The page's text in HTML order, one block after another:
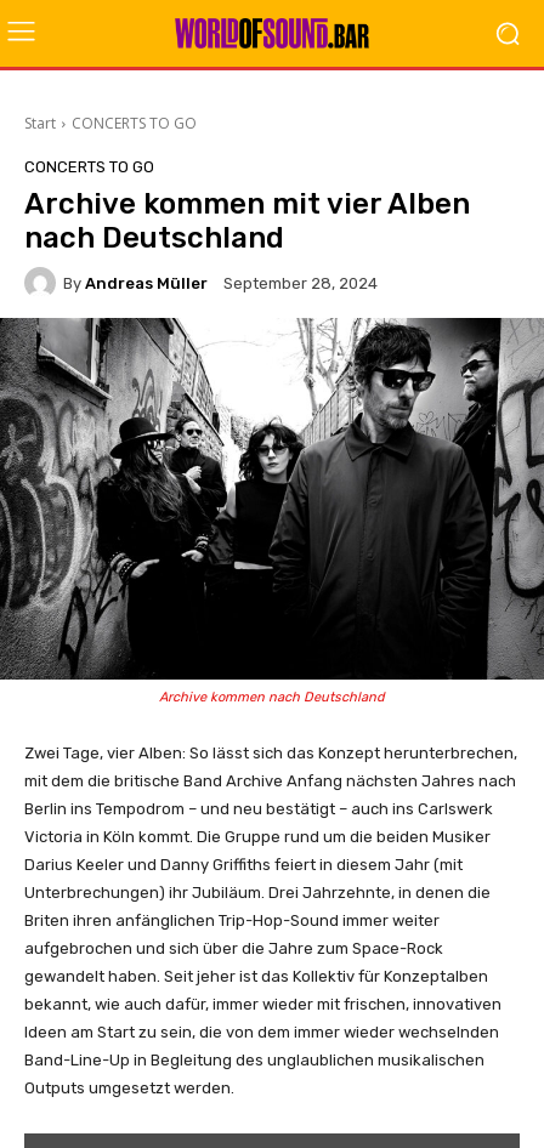
Start CONCERTS TO GO
CONCERTS TO GO
Archive kommen mit vier Alben
nach Deutschland
By Andreas Müller September 28, 2024
Archive kommen nach Deutschland
Zwei Tage, vier Alben: So lässt sich das Konzept herunterbrechen,
mit dem die britische Band Archive Anfang nächsten Jahres nach
Berlin ins Tempodrom – und neu bestätigt – auch ins Carlswerk
Victoria in Köln kommt. Die Gruppe rund um die beiden Musiker
Darius Keeler und Danny Griffiths feiert in diesem Jahr (mit
Unterbrechungen) ihr Jubiläum. Drei Jahrzehnte, in denen die
Briten ihren anfänglichen Trip-Hop-Sound immer weiter
aufgebrochen und sich über die Jahre zum Space-Rock
gewandelt haben. Seit jeher ist das Kollektiv für Konzeptalben
bekannt, wie auch dafür, immer wieder mit frischen, innovativen
Ideen am Start zu sein, die von dem immer wieder wechselnden
Band-Line-Up in Begleitung des unglaublichen musikalischen
Outputs umgesetzt werden.